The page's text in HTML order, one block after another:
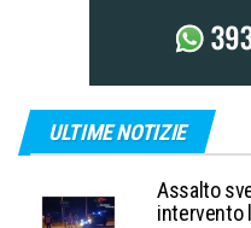
ULTIME NOTIZIE
Assalto
intervento